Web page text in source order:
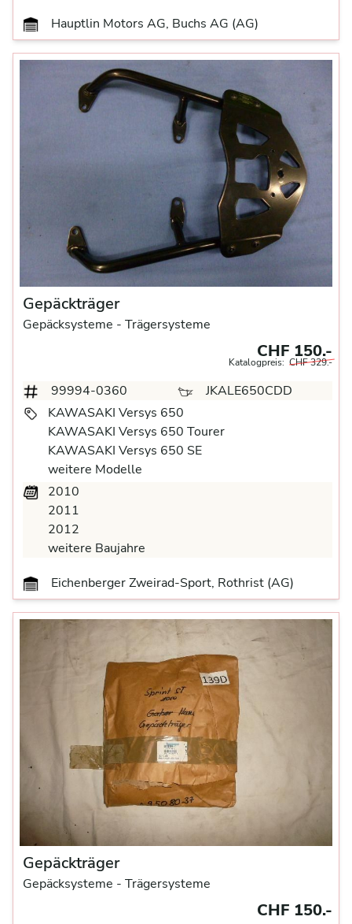
Hauptlin Motors AG, Buchs AG (AG)
Gepäckträger
Gepäcksysteme - Trägersysteme
CHF 150.-
Katalogpreis: CHF 329.-
99994-0360
JKALE650CDD
KAWASAKI Versys 650
KAWASAKI Versys 650 Tourer
KAWASAKI Versys 650 SE
weitere Modelle
2010
2011
2012
weitere Baujahre
Eichenberger Zweirad-Sport, Rothrist (AG)
Gepäckträger
Gepäcksysteme - Trägersysteme
CHF 150.-